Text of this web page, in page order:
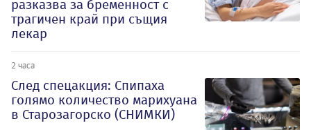
разказва за бременност с
трагичен край при същия
лекар
2 часа
След спецакция: Спипаха
голямо количество марихуана
в Старозагорско (СНИМКИ)